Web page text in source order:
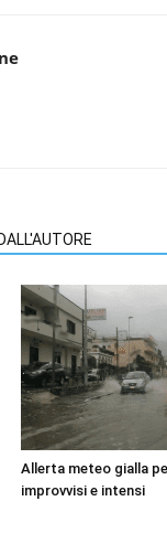
Allerta meteo gialla
improvvisi e intensi